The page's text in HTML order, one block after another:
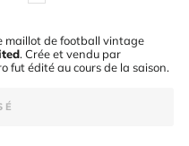
maillot de football vintage
. Crée et vendu par
fut édité au cours de la saison.